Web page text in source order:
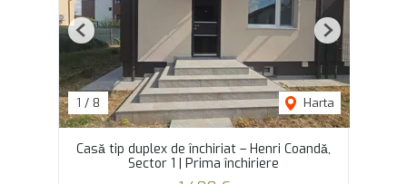
1 / 8 Harta
Previous Next
Casă tip duplex de închiriat – Henri Coandă,
Sector 1 | Prima închiriere